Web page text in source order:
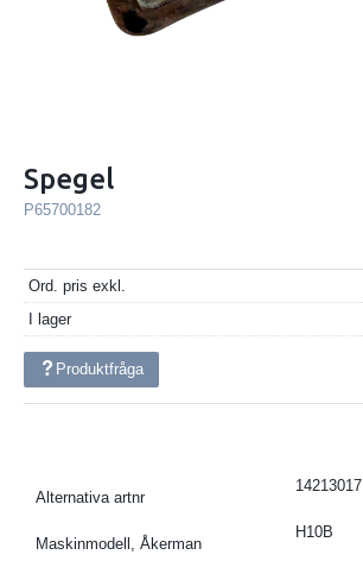
Spegel
P65700182
Ord. pris exkl.
I lager
Produktfråga
Alternativa artnr
14213017
Maskinmodell, Åkerman
H10B